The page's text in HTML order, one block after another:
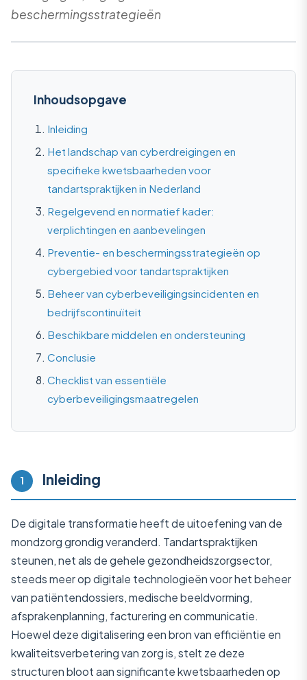
beschermingsstrategieën
Inhoudsopgave
Inleiding
Het landschap van cyberdreigingen en
specifieke kwetsbaarheden voor
tandartspraktijken in Nederland
Regelgevend en normatief kader:
verplichtingen en aanbevelingen
Preventie- en beschermingsstrategieën op
cybergebied voor tandartspraktijken
Beheer van cyberbeveiligingsincidenten en
bedrijfscontinuïteit
Beschikbare middelen en ondersteuning
Conclusie
Checklist van essentiële
cyberbeveiligingsmaatregelen
1 Inleiding
De digitale transformatie heeft de uitoefening van de
mondzorg grondig veranderd. Tandartspraktijken
steunen, net als de gehele gezondheidszorgsector,
steeds meer op digitale technologieën voor het beheer
van patiëntendossiers, medische beeldvorming,
afsprakenplanning, facturering en communicatie.
Hoewel deze digitalisering een bron van efficiëntie en
kwaliteitsverbetering van zorg is, stelt ze deze
structuren bloot aan significante kwetsbaarheden op